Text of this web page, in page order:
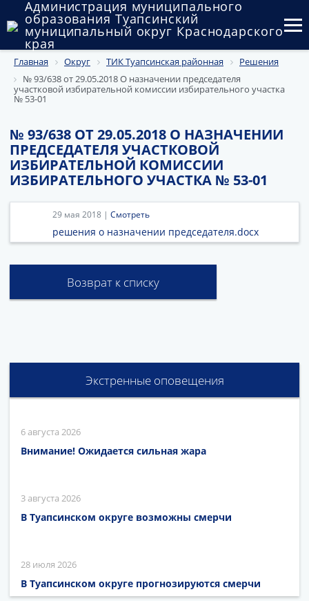
Администрация муниципального
образования Туапсинский
муниципальный округ Краснодарского
края
Округ
Администрация
Государственный и муниципальный контроль
Муниципальное имущество
Публичные слушания и общественные обсуждения
Документы
Главная Округ ТИК Туапсинская районная
Решения
№ 93/638 от 29.05.2018 О назначении председателя
участковой избирательной комиссии избирательного участка
№ 53-01
№ 93/638 ОТ 29.05.2018 О НАЗНАЧЕНИИ
ПРЕДСЕДАТЕЛЯ УЧАСТКОВОЙ
ИЗБИРАТЕЛЬНОЙ КОМИССИИ
ИЗБИРАТЕЛЬНОГО УЧАСТКА № 53-01
29 мая 2018 | Смотреть
решения о назначении председателя.docx
Возврат к списку
Экстренные оповещения
6 августа 2026
Внимание! Ожидается сильная жара
3 августа 2026
В Туапсинском округе возможны смерчи
28 июля 2026
В Туапсинском округе прогнозируются смерчи